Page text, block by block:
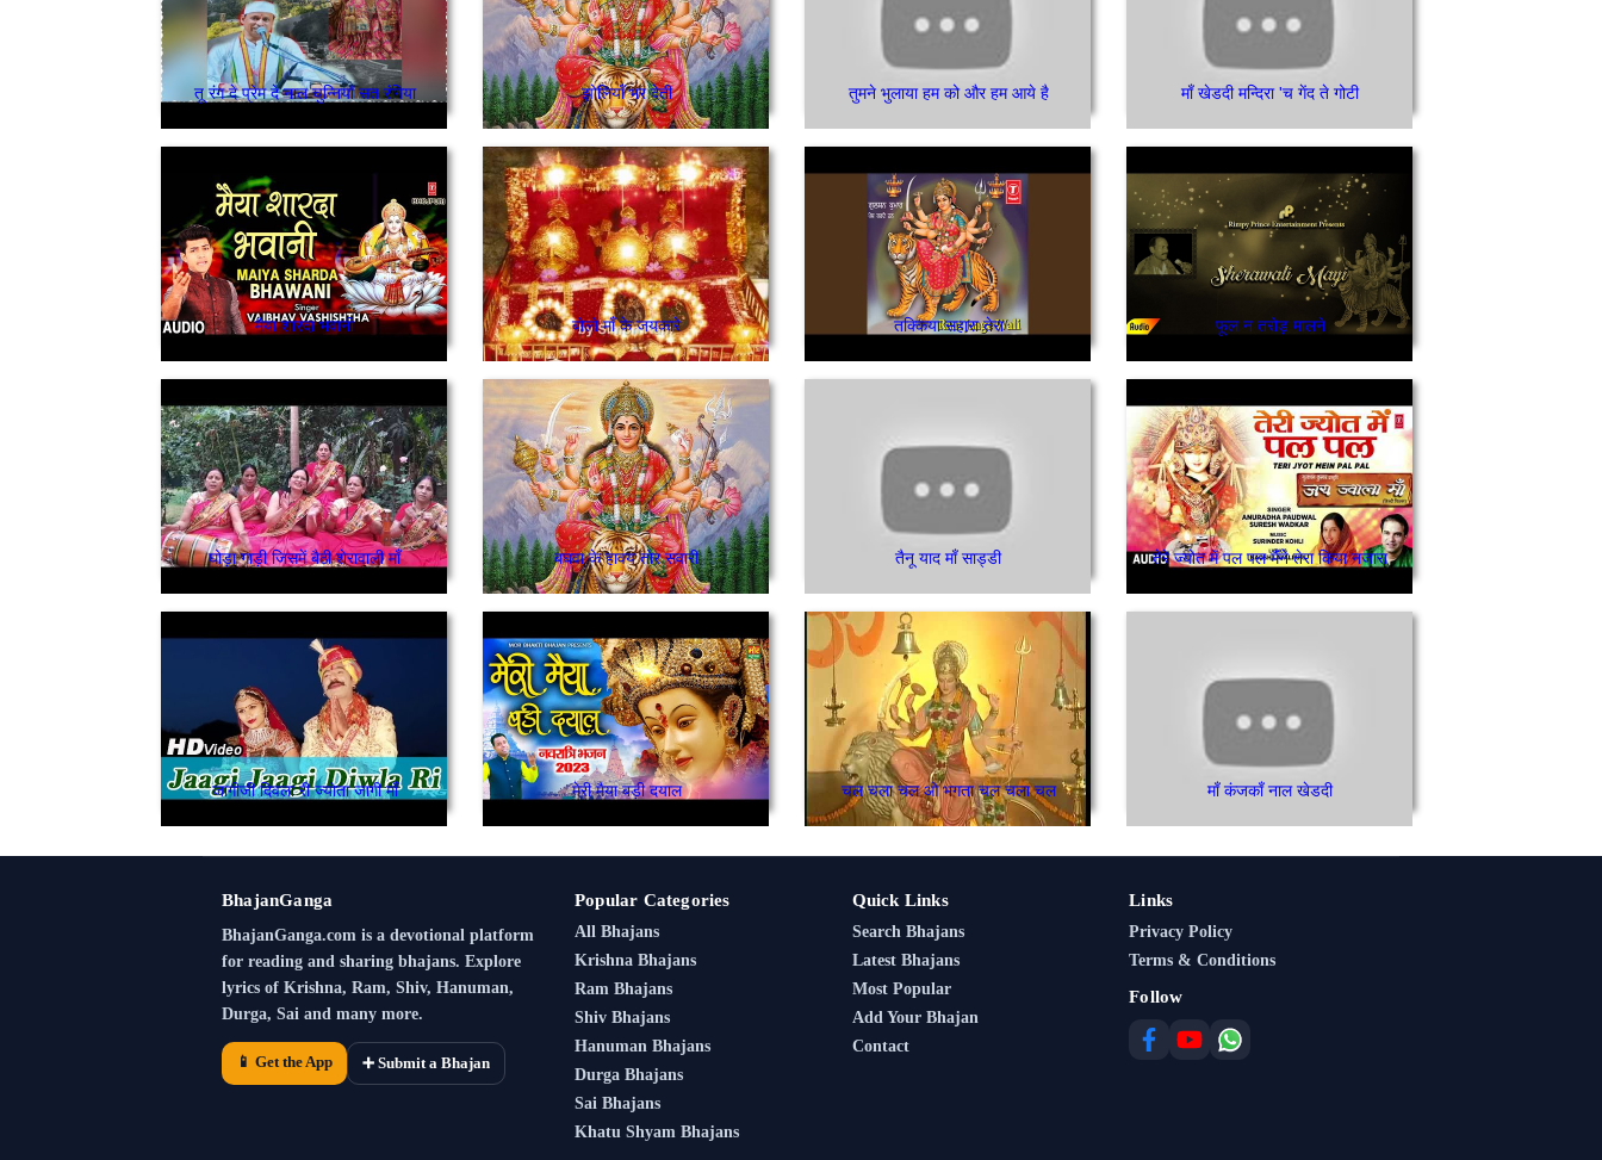
तू रंग दे प्रेम दे नाल चुन्नियाँ सत रंगिया झोलियाँ भर देती तुमने भुलाया हम को और हम आये है माँ खेडदी मन्दिरा 'च गेंद ते गोटी
मैया शारदा भवानी बोलो माँ के जयकारे तक्किया सहारा तेरा फूल न तरोड़ मालने
घोड़ा गाड़ी जिसमें बैठी शेरावाली माँ बघवा के हावय तोर सवारी तैनू याद माँ साड्डी तेरे ज्योत में पल पल मैंने तेरा किया नजारा
जागीजी दिवला री ज्योता जागी माँ मेरी मैया बड़ी दयाल चल चला चल ओ भगता चल चला चल माँ कंजकाँ नाल खेडदी
BhajanGanga
BhajanGanga.com is a devotional platform
for reading and sharing bhajans. Explore
lyrics of Krishna, Ram, Shiv, Hanuman,
Durga, Sai and many more.
📱 Get the App ➕ Submit a Bhajan
Popular Categories
All Bhajans
Krishna Bhajans
Ram Bhajans
Shiv Bhajans
Hanuman Bhajans
Durga Bhajans
Sai Bhajans
Khatu Shyam Bhajans
Quick Links
Search Bhajans
Latest Bhajans
Most Popular
Add Your Bhajan
Contact
Links
Privacy Policy
Terms & Conditions
Follow